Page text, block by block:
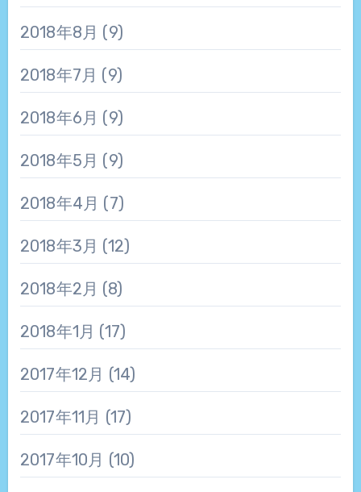
2018年8月 (9)
2018年7月 (9)
2018年6月 (9)
2018年5月 (9)
2018年4月 (7)
2018年3月 (12)
2018年2月 (8)
2018年1月 (17)
2017年12月 (14)
2017年11月 (17)
2017年10月 (10)